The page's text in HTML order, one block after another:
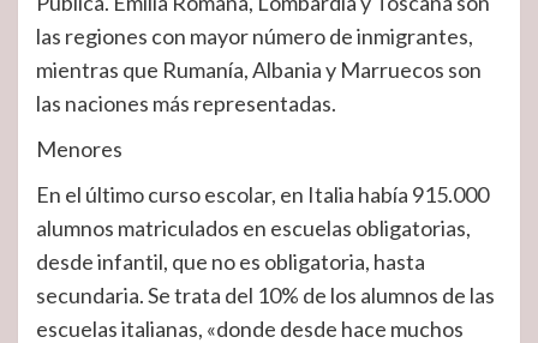
las regiones con mayor número de inmigrantes,
mientras que Rumanía, Albania y Marruecos son
las naciones más representadas.
Menores
En el último curso escolar, en Italia había 915.000
alumnos matriculados en escuelas obligatorias,
desde infantil, que no es obligatoria, hasta
secundaria. Se trata del 10% de los alumnos de las
escuelas italianas, «donde desde hace muchos